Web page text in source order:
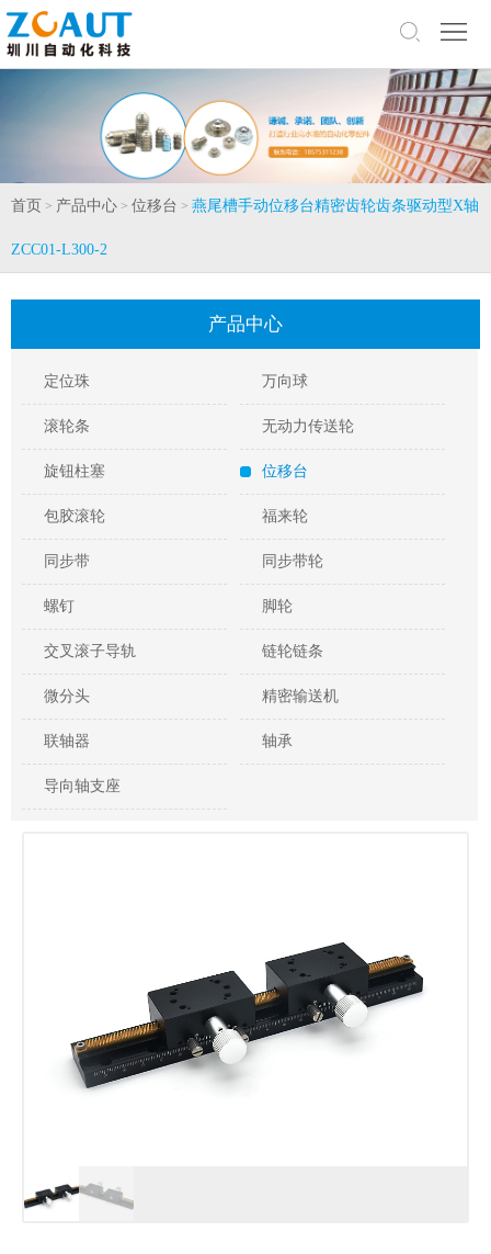
网
站
心
与
闻
联
首页 > 产品中心 > 位移台 > 燕尾槽手动位移台精密齿轮齿条驱动型X轴
ZCC01-L300-2
产品中心
定位珠 万向球
滚轮条 无动力传送轮
旋钮柱塞 位移台
包胶滚轮 福来轮
同步带 同步带轮
螺钉 脚轮
交叉滚子导轨 链轮链条
微分头 精密输送机
联轴器 轴承
导向轴支座